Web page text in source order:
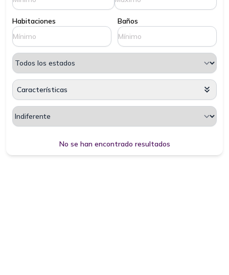
Habitaciones Baños
Características
No se han encontrado resultados
Cargando, espere por favor...